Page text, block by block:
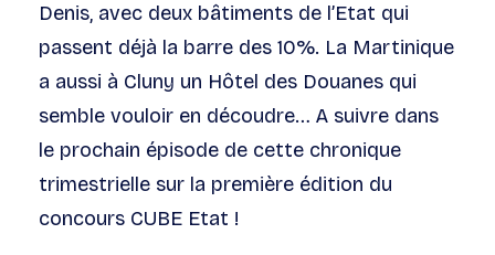
Denis, avec deux bâtiments de l’Etat qui
passent déjà la barre des 10%. La Martinique
a aussi à Cluny un Hôtel des Douanes qui
semble vouloir en découdre… A suivre dans
le prochain épisode de cette chronique
trimestrielle sur la première édition du
concours CUBE Etat !